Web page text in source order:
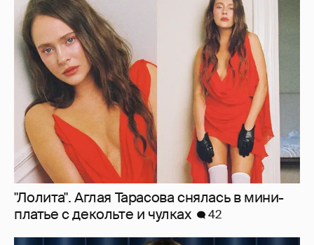
"Лолита". Аглая Тарасова снялась в мини-
платье с декольте и чулках
42